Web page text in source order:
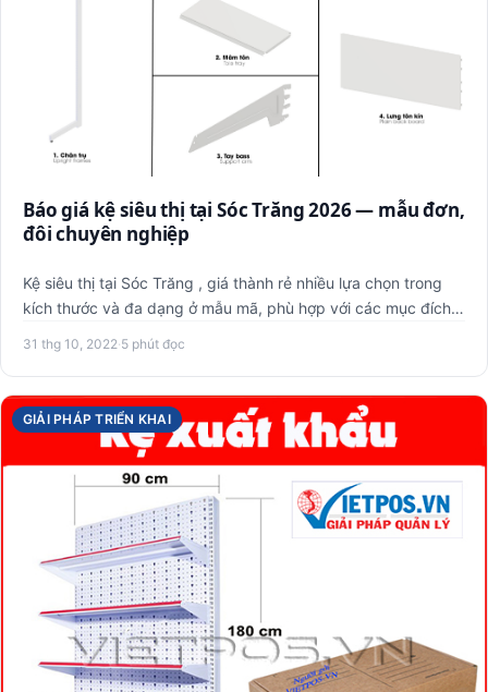
Báo giá kệ siêu thị tại Sóc Trăng 2026 — mẫu đơn,
đôi chuyên nghiệp
Kệ siêu thị tại Sóc Trăng , giá thành rẻ nhiều lựa chọn trong
kích thước và đa dạng ở mẫu mã, phù hợp với các mục đích
31 thg 10, 2022·5 phút đọc
GIẢI PHÁP TRIỂN KHAI